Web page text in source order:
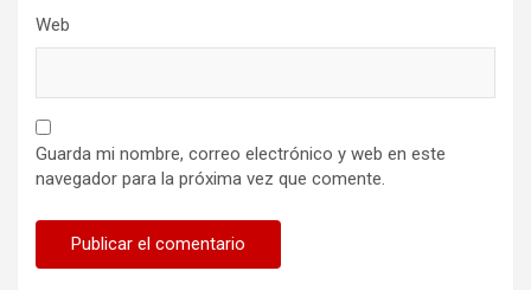
Web
Guarda mi nombre, correo electrónico y web en este
navegador para la próxima vez que comente.